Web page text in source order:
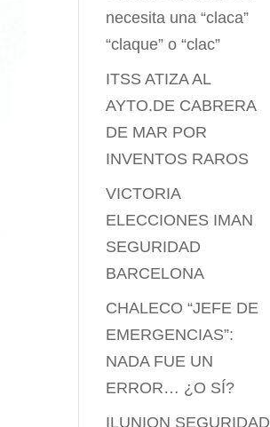
necesita una “claca”
“claque” o “clac”
ITSS ATIZA AL
AYTO.DE CABRERA
DE MAR POR
INVENTOS RAROS
VICTORIA
ELECCIONES IMAN
SEGURIDAD
BARCELONA
CHALECO “JEFE DE
EMERGENCIAS”:
NADA FUE UN
ERROR… ¿O SÍ?
ILUNION SEGURIDAD